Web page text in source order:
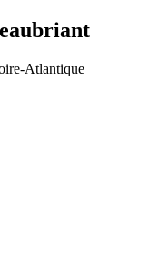
Atlantique